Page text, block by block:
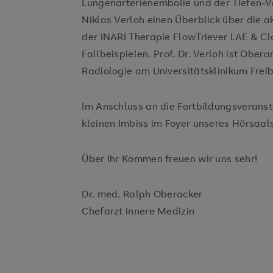
Niklas Verloh einen Überblick über die
der INARI Therapie FlowTriever LAE &
Fallbeispielen. Prof. Dr. Verloh ist
Radiologie am Universitätsklinikum
Im Anschluss an die
kleinen Imbiss im Foyer unseres
Über Ihr Kommen freuen wir uns sehr!
Dr. med. Ralph Oberacker
Chefarzt Innere Medizin